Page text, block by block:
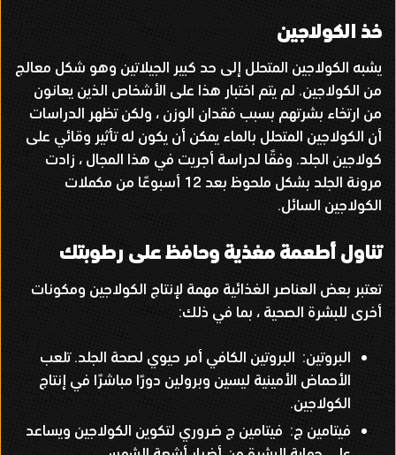
خذ الكولاجين
يشبه الكولاجين المتحلل إلى حد كبير الجيلاتين وهو شكل معالج
من الكولاجين. لم يتم اختبار هذا على الأشخاص الذين يعانون
من ارتخاء بشرتهم بسبب فقدان الوزن ، ولكن تظهر الدراسات
أن الكولاجين المتحلل بالماء يمكن أن يكون له تأثير وقائي على
كولاجين الجلد. وفقًا لدراسة أجريت في هذا المجال ، زادت
مرونة الجلد بشكل ملحوظ بعد 12 أسبوعًا من مكملات
الكولاجين السائل.
تناول أطعمة مغذية وحافظ على رطوبتك
تعتبر بعض العناصر الغذائية مهمة لإنتاج الكولاجين ومكونات
أخرى للبشرة الصحية ، بما في ذلك:
البروتين: البروتين الكافي أمر حيوي لصحة الجلد.تلعب
الأحماض الأمينية ليسين وبرولين دورًا مباشرًا في إنتاج
الكولاجين.
فيتامين ج: فيتامين ج ضروري لتكوين الكولاجين ويساعد